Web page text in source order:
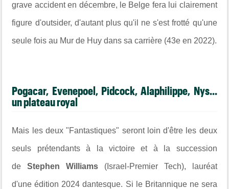
grave accident en décembre, le Belge fera lui clairement
figure d'outsider, d'autant plus qu'il ne s'est frotté qu'une
seule fois au Mur de Huy dans sa carrière (43e en 2022).
Pogacar, Evenepoel, Pidcock, Alaphilippe, Nys...
un plateau royal
Mais les deux "Fantastiques" seront loin d'être les deux
seuls prétendants à la victoire et à la succession
deStephen Williams (Israel-Premier Tech), lauréat
d'une édition 2024 dantesque. Si le Britannique ne sera